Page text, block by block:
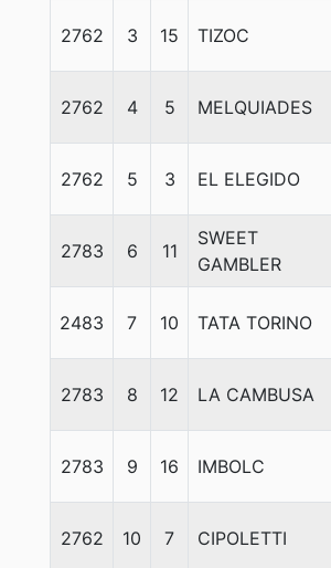
2762 3 15 TIZOC
2762 4 5 MELQUIADES
2762 5 3 EL ELEGIDO
2783 6 11
SWEET
GAMBLER
2483 7 10 TATA TORINO
2783 8 12 LA CAMBUSA
2783 9 16 IMBOLC
2762 10 7 CIPOLETTI